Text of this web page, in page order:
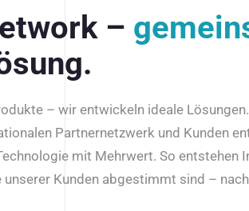
–
– wir entwickeln ideale
Partnernetzwerk und Kunden
mit Mehrwert. So entstehen
Kunden abgestimmt sind –